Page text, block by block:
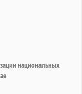
национальных